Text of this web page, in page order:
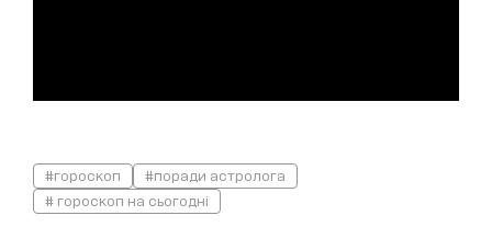
#гороскоп
#поради астролога
# гороскоп на сьогодні